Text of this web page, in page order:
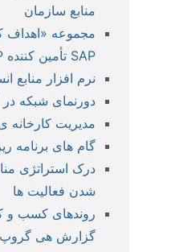
منابع سازمان
مجموعه
SAP تأمین کننده ERP
نرم افزار منابع
دورنمای شبکه
مدیریت کارخانه
گام های برنامه
درک استراتژی
شدن فعالیت ها
گزارش هی گروپ